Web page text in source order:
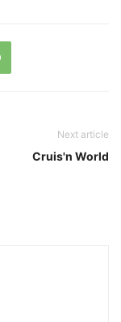
Next article
Cruis'n World